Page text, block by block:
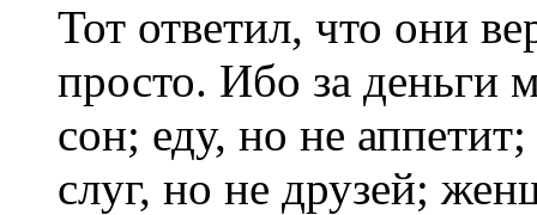
Тот ответил, что они
просто. Ибо за деньги
сон; еду, но не
слуг, но не друзей;